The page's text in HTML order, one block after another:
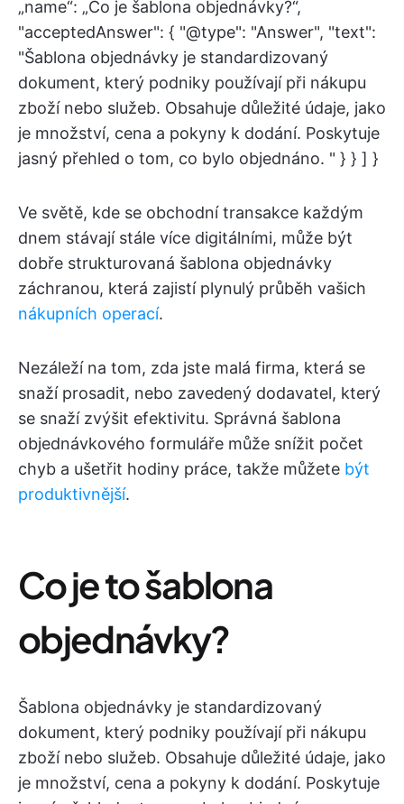
„name“: „Co je šablona objednávky?“,
"acceptedAnswer": { "@type": "Answer", "text":
"Šablona objednávky je standardizovaný
dokument, který podniky používají při nákupu
zboží nebo služeb. Obsahuje důležité údaje, jako
je množství, cena a pokyny k dodání. Poskytuje
jasný přehled o tom, co bylo objednáno. " } } ] }
Ve světě, kde se obchodní transakce každým
dnem stávají stále více digitálními, může být
dobře strukturovaná šablona objednávky
záchranou, která zajistí plynulý průběh vašich
nákupních operací.
Nezáleží na tom, zda jste malá firma, která se
snaží prosadit, nebo zavedený dodavatel, který
se snaží zvýšit efektivitu. Správná šablona
objednávkového formuláře může snížit počet
chyb a ušetřit hodiny práce, takže můžete být
produktivnější.
Co je to šablona
objednávky?
Šablona objednávky je standardizovaný
dokument, který podniky používají při nákupu
zboží nebo služeb. Obsahuje důležité údaje, jako
je množství, cena a pokyny k dodání. Poskytuje